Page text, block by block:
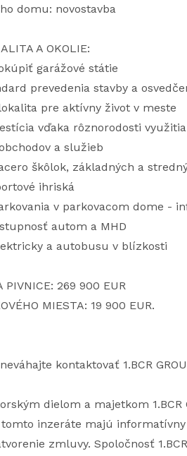
domu: novostavba
A OKOLIE:
garážové státie
prevedenia stavby a
pre aktívny život v meste
vďaka rôznorodosti využitia
a služieb
škôlok, základných a
ihriská
v parkovacom dome -
autom a MHD
a autobusu v blízkosti
PIVNICE: 269 900 EUR
MIESTA: 19 900 EUR.
kontaktovať 1.BCR
dielom a majetkom 1.BCR
tomto inzeráte majú
zmluvy. Spoločnosť